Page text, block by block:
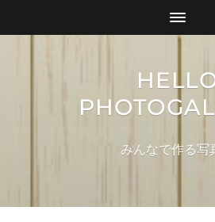
みんなで作る写